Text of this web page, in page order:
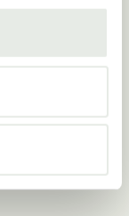
Terrasse